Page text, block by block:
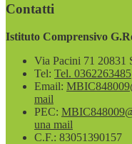
Contatti
Istituto Comprensivo
Via Pacini 71 20831
Tel: Tel. 0362263485
Email:
mail
PEC:
una mail
C.F.: 83051390157